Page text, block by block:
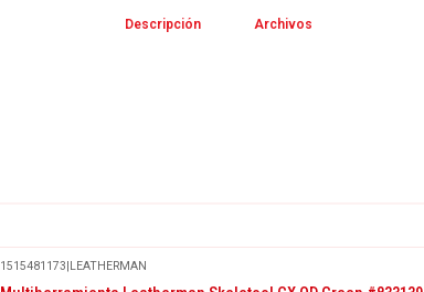
Descripción Archivos
1515481173|LEATHERMAN